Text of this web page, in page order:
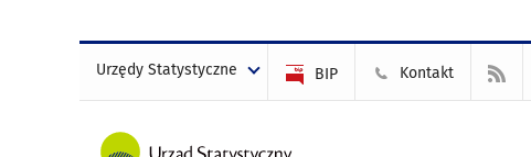
Urzędy Statystyczne BIP Kontakt